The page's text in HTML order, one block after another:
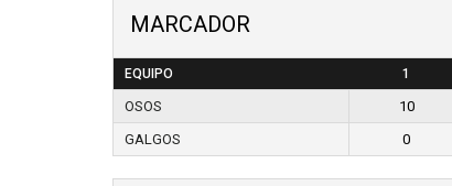
MARCADOR
EQUIPO 1
OSOS 10
GALGOS
0